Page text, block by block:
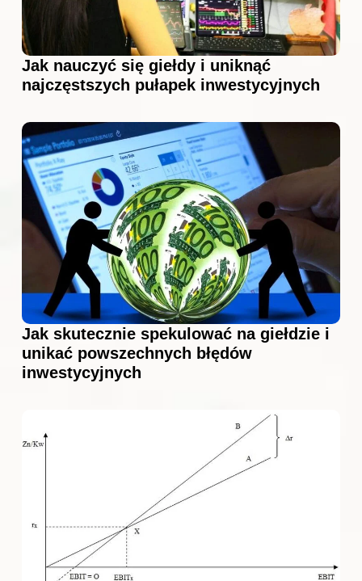
Jak nauczyć się giełdy i uniknąć
najczęstszych pułapek inwestycyjnych
Jak skutecznie spekulować na giełdzie i
unikać powszechnych błędów
inwestycyjnych